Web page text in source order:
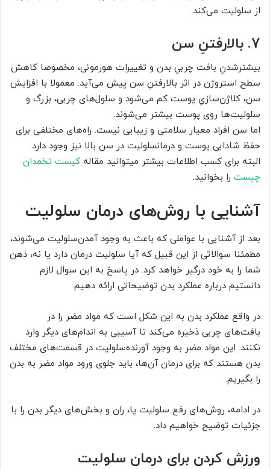
از سلولیت می‌کند.
7. بالارفتنِ سن
بیشترشدنِ بافت چربیِ بدن و تغییرات هورمونی، مخصوصا کاهش
سطح استروژن در اثر بالارفتنِ سن پیش می‌آید. معمولا با افزایش
سن، کلاژن‌سازیِ پوست کم می‌شود و سلول‌های چربی، بزرگ و
سلولیت‌‌ها روی پوست بیشتر می‌شوند.
اما سن افراد معیار سلامتی و زیبایی نیست. راه‌های مختلفی برای
حفظ شادابی پوست و درمانسلولیت در سن بالا نیز وجود دارد.
البته برای کسب اطلاعات بیشتر میتوانید مقاله کیست تخمدان
چیست را بخوانید.
آشنایی با روش‌های درمان سلولیت
بعد از آشنایی با عواملی که باعث به وجود آمدن‌سلولیت می‌شوند،
مطمئنا سوالاتی از این قبیل که آیا سلولیت درمان دارد یا نه، ذهن
شما را به خود درگیر خواهد کرد. در پاسخ به این سوال لازم
دانستیم درباره عملکرد بدن توضیحاتی ارائه دهیم.
در واقع عملکرد بدن به این شکل است که مواد مضر را در
بافت‌های چربی ذخیره می‌کند تا آسیبی به اندام‌های دیگر وارد
نکنند. این مواد مضر به وجود آورنده‌سلولیت در قسمت‌های مختلف
بدن هستند که برای درمان آن‌ها، باید جلوی ورود مواد مضر به بدن
را بگیریم.
در ادامه، روش‌های رفع سلولیت پا، ران و بخش‌های دیگر بدن را با
جزئیات توضیح خواهیم داد.
ورزش کردن برای درمان سلولیت